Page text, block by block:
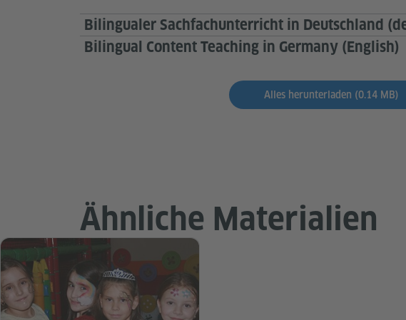
Bilingualer Sachfachunterricht in Deutschland
Bilingual Content Teaching in Germany (English)
Alles herunterladen (0.14 MB)
Ähnliche Materialien